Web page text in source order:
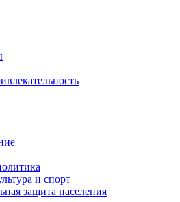
и спорт
защита населения